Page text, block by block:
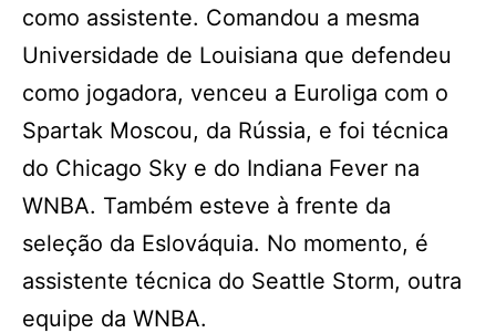
como assistente. Comandou a mesma
Universidade de Louisiana que defendeu
como jogadora, venceu a Euroliga com o
Spartak Moscou, da Rússia, e foi técnica
do Chicago Sky e do Indiana Fever na
WNBA. Também esteve à frente da
seleção da Eslováquia. No momento, é
assistente técnica do Seattle Storm, outra
equipe da WNBA.